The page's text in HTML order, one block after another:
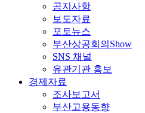
공지사항
보도자료
포토뉴스
부산상공회의Show
SNS 채널
유관기관 홍보
경제자료
조사보고서
부산고용동향